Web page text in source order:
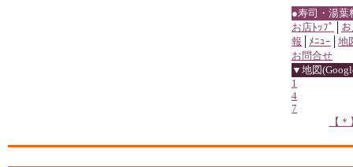
●寿司・湯
お店ﾄｯﾌﾟ
報
ﾒﾆｭｰ
地
お問合せ
▼地図
1
4
7
【